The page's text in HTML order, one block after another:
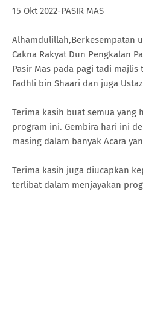
15 Okt 2022-PASIR MAS
Alhamdulillah,Berkesempatan
Cakna Rakyat Dun Pengkalan
Pasir Mas pada pagi tadi
Fadhli bin Shaari dan juga
Terima kasih buat semua yang
program ini. Gembira hari ini
masing dalam banyak Acara
Terima kasih juga diucapkan
terlibat dalam menjayakan